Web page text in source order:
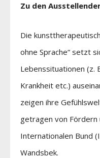
Zu den
Die
ohne Sprache“ setzt
Lebenssituationen (z.
Krankheit etc.)
zeigen ihre
getragen von Fördern
Internationalen Bund
Wandsbek.